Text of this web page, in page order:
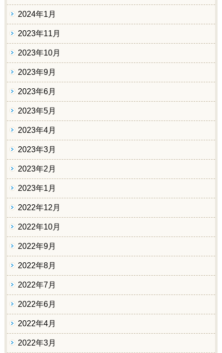
2024年1月
2023年11月
2023年10月
2023年9月
2023年6月
2023年5月
2023年4月
2023年3月
2023年2月
2023年1月
2022年12月
2022年10月
2022年9月
2022年8月
2022年7月
2022年6月
2022年4月
2022年3月